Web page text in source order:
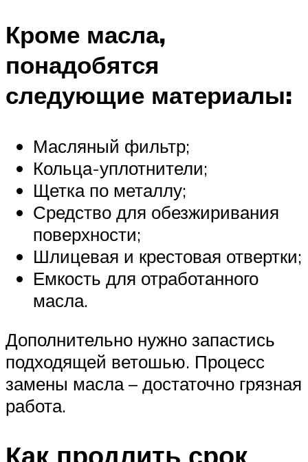
Кроме масла,
понадобятся
следующие материалы:
Масляный фильтр;
Кольца-уплотнители;
Щетка по металлу;
Средство для обезжиривания
поверхности;
Шлицевая и крестовая отвертки;
Емкость для отработанного
масла.
Дополнительно нужно запастись
подходящей ветошью. Процесс
замены масла – достаточно грязная
работа.